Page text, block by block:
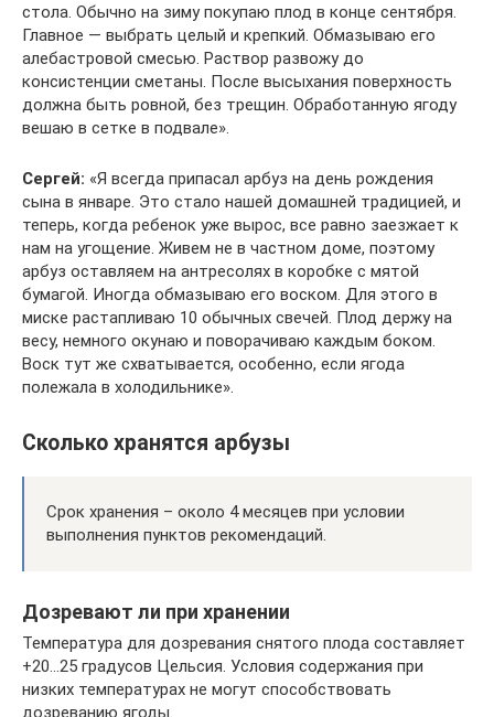
стола. Обычно на зиму покупаю плод в конце сентября.
Главное — выбрать целый и крепкий. Обмазываю его
алебастровой смесью. Раствор развожу до
консистенции сметаны. После высыхания поверхность
должна быть ровной, без трещин. Обработанную ягоду
вешаю в сетке в подвале».
Сергей: «Я всегда припасал арбуз на день рождения
сына в январе. Это стало нашей домашней традицией, и
теперь, когда ребенок уже вырос, все равно заезжает к
нам на угощение. Живем не в частном доме, поэтому
арбуз оставляем на антресолях в коробке с мятой
бумагой. Иногда обмазываю его воском. Для этого в
миске растапливаю 10 обычных свечей. Плод держу на
весу, немного окунаю и поворачиваю каждым боком.
Воск тут же схватывается, особенно, если ягода
полежала в холодильнике».
Сколько хранятся арбузы
Срок хранения – около 4 месяцев при условии
выполнения пунктов рекомендаций.
Дозревают ли при хранении
Температура для дозревания снятого плода составляет
+20…25 градусов Цельсия. Условия содержания при
низких температурах не могут способствовать
дозреванию ягоды.